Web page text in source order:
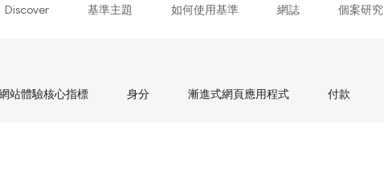
Discover 基準主題 如何使用基準 網誌 個案研究
站體驗核心指標 身分 漸進式網頁應用程式 付款